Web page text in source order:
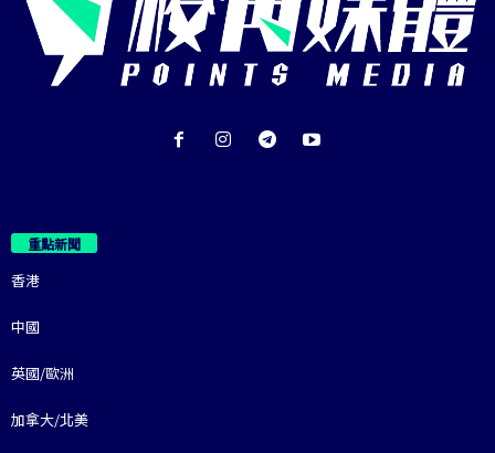
重點新聞
香港
中國
英國/歐洲
加拿大/北美